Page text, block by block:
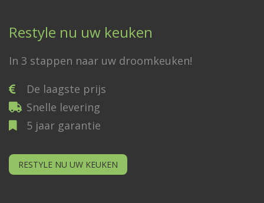
Restyle nu uw keuken
In 3 stappen naar uw droomkeuken!
De laagste prijs
Snelle levering
5 jaar garantie
RESTYLE NU UW KEUKEN